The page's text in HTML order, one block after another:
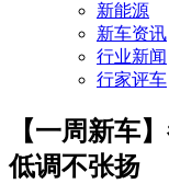
新能源
新车资讯
行业新闻
行家评车
【一周新车
低调不张扬